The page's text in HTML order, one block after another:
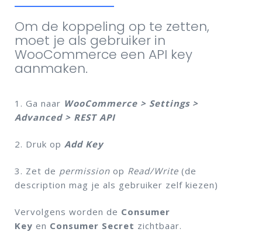
Om de koppeling op te zetten,
moet je als gebruiker in
WooCommerce een API key
aanmaken.
1. Ga naar WooCommerce > Settings >
Advanced > REST API
2. Druk op Add Key
3. Zet de permission op Read/Write (de
description mag je als gebruiker zelf kiezen)
Vervolgens worden de Consumer
Key en Consumer Secret zichtbaar.